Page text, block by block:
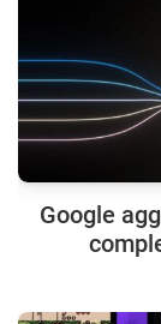
Google